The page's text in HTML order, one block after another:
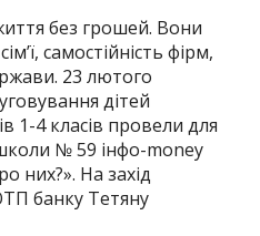
без грошей. Вони
самостійність фірм,
23 лютого
дітей
1-4 класів провели для
№ 59 інфо-money
них?». На захід
банку Тетяну